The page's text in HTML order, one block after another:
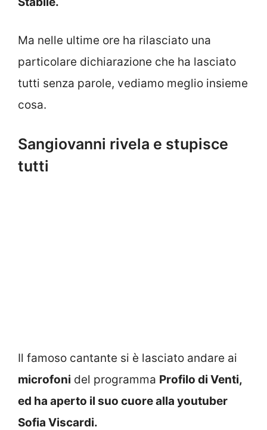
Ma nelle ultime ore ha rilasciato una
particolare dichiarazione che ha lasciato
tutti senza parole, vediamo meglio insieme
cosa.
Sangiovanni rivela e stupisce
tutti
Il famoso cantante si è lasciato andare ai
microfoni del programma Profilo di Venti,
ed ha aperto il suo cuore alla youtuber
Sofia Viscardi.